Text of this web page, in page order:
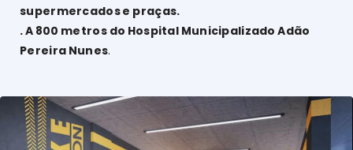
supermercados e praças.
. A 800 metros do Hospital Municipalizado Adão
Pereira Nunes.